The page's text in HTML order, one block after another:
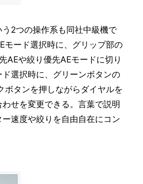
2つの操作系も同社中級機で
モード選択時に、グリップ部の
AEや絞り優先AEモードに切り
選択時に、グリーンボタンの
ボタンを押しながらダイヤルを
せを変更できる。言葉で説明
速度や絞りを自由自在にコン